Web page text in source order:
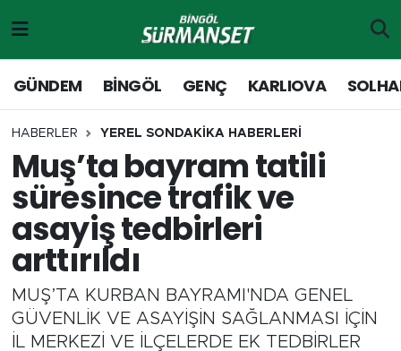
GÜNDEM BİNGÖL GENÇ KARLIOVA
HABERLER YEREL SONDAKİKA HABERLERİ
Muş’ta bayram tatili
süresince trafik ve
asayiş tedbirleri
arttırıldı
MUŞ’TA KURBAN BAYRAMI'NDA GENEL
GÜVENLİK VE ASAYİŞİN SAĞLANMASI İÇİN
İL MERKEZİ VE İLÇELERDE EK TEDBİRLER
Genç
Solhan
Karlıova
Adaklı-Kiğı
Yayladere-Yedisu
MD Prestij Dergisi
Merkez Hava Durumu
Merkez Trafik Yoğunluk Haritası
Süper Lig Puan Durumu ve Fikstür
Tüm Manşetler
Son Dakika Haberleri
Haber Arşivi